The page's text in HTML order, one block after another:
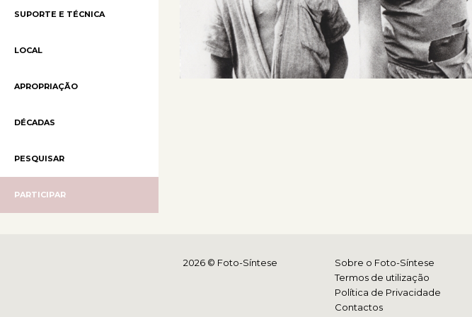
SUPORTE E TÉCNICA
LOCAL
APROPRIAÇÃO
DÉCADAS
PESQUISAR
PARTICIPAR
Sobre o Foto-Síntese
Termos de utilização
Política de Privacidade
Contactos
2026 © Foto-Síntese